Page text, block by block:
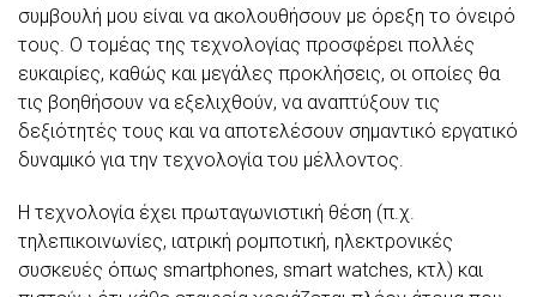
συμβουλή μου είναι να ακολουθήσουν με όρεξη το όνειρό
τους. Ο τομέας της τεχνολογίας προσφέρει πολλές
ευκαιρίες, καθώς και μεγάλες προκλήσεις, οι οποίες θα
τις βοηθήσουν να εξελιχθούν, να αναπτύξουν τις
δεξιότητές τους και να αποτελέσουν σημαντικό εργατικό
δυναμικό για την τεχνολογία του μέλλοντος.
Η τεχνολογία έχει πρωταγωνιστική θέση (π.χ.
τηλεπικοινωνίες, ιατρική ρομποτική, ηλεκτρονικές
συσκευές όπως smartphones, smart watches, κτλ) και